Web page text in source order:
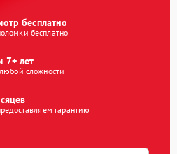
бесплатно
бесплатно
7+ лет
сложности
гарантию